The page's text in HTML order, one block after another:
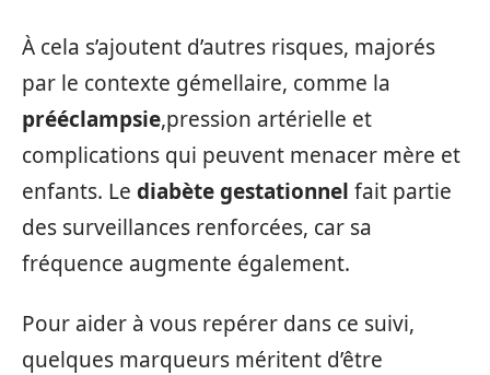
À cela s’ajoutent d’autres risques, majorés
par le contexte gémellaire, comme la
prééclampsie,pression artérielle et
complications qui peuvent menacer mère et
enfants. Le diabète gestationnel fait partie
des surveillances renforcées, car sa
fréquence augmente également.
Pour aider à vous repérer dans ce suivi,
quelques marqueurs méritent d’être